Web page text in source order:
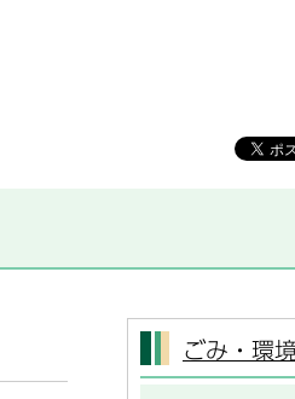
ごみ・環